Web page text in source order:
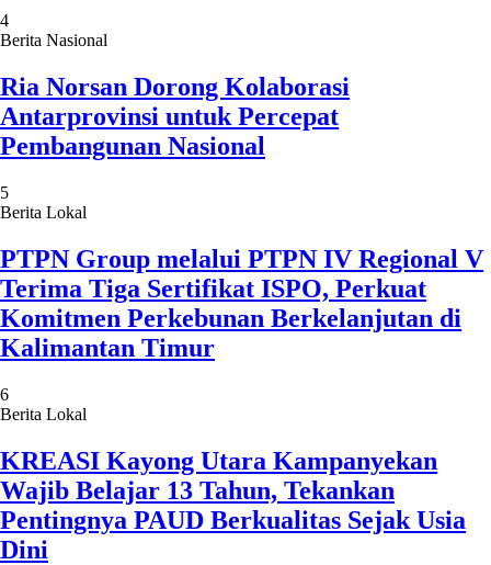
4
Berita Nasional
Ria Norsan Dorong Kolaborasi
Antarprovinsi untuk Percepat
Pembangunan Nasional
5
Berita Lokal
PTPN Group melalui PTPN IV Regional V
Terima Tiga Sertifikat ISPO, Perkuat
Komitmen Perkebunan Berkelanjutan di
Kalimantan Timur
6
Berita Lokal
KREASI Kayong Utara Kampanyekan
Wajib Belajar 13 Tahun, Tekankan
Pentingnya PAUD Berkualitas Sejak Usia
Dini